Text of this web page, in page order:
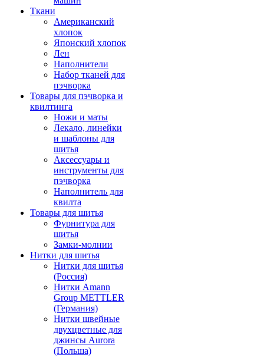
Ткани
Американский
хлопок
Японский хлопок
Лен
Наполнители
Набор тканей для
пэчворка
Товары для пэчворка и
квилтинга
Ножи и маты
Лекало, линейки
и шаблоны для
шитья
Аксессуары и
инструменты для
пэчворка
Наполнитель для
квилта
Товары для шитья
Фурнитура для
шитья
Замки-молнии
Нитки для шитья
Нитки для шитья
(Россия)
Нитки Amann
Group METTLER
(Германия)
Нитки швейные
двухцветные для
джинсы Aurora
(Польша)